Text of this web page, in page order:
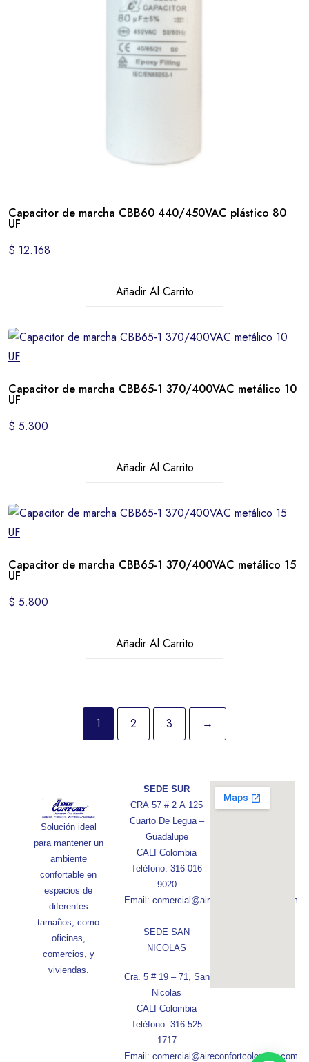
Capacitor de marcha CBB60 440/450VAC plástico 80
UF
$ 12.168
Añadir Al Carrito
Capacitor de marcha CBB65-1 370/400VAC metálico 10
UF
$ 5.300
Añadir Al Carrito
Capacitor de marcha CBB65-1 370/400VAC metálico 15
UF
$ 5.800
Añadir Al Carrito
1 2 3 →
Solución ideal
para mantener un
ambiente
confortable en
espacios de
diferentes
tamaños, como
oficinas,
comercios, y
viviendas.
SEDE SUR
CRA 57 # 2 A 125
Cuarto De Legua –
Guadalupe
CALI Colombia
Teléfono: 316 016
9020
Email: comercial@aireconfortcolombia.com
SEDE SAN
NICOLAS
Cra. 5 # 19 – 71, San
Nicolas
CALI Colombia
Teléfono: 316 525
1717
Email: comercial@aireconfortcolombia.com